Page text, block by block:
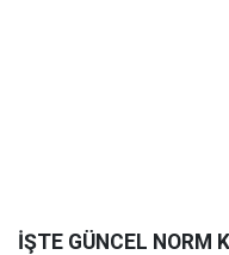
İŞTE GÜNCEL NORM